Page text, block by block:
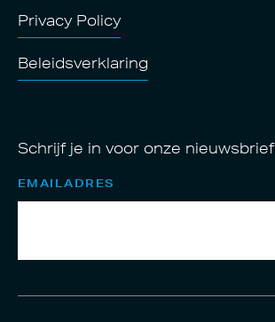
Privacy Policy
Beleidsverklaring
Schrijf je in voor onze nieuwsbrief
EMAILADRES